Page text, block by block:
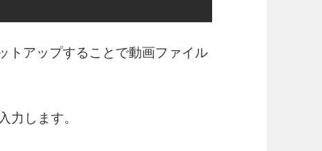
トアップすることで動画ファイル
力します。